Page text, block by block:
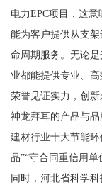
电力EPC项目，这
能为客户提供从支
命周期服务。无论
业都能提供专业、高
荣誉见证实力，创
神龙拜耳的产品与
建材行业十大节能环
品”“守合同重信用单
同时，河北省科学